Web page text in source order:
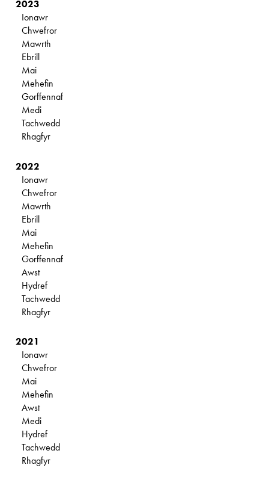
2023
Ionawr
Chwefror
Mawrth
Ebrill
Mai
Mehefin
Gorffennaf
Medi
Tachwedd
Rhagfyr
2022
Ionawr
Chwefror
Mawrth
Ebrill
Mai
Mehefin
Gorffennaf
Awst
Hydref
Tachwedd
Rhagfyr
2021
Ionawr
Chwefror
Mai
Mehefin
Awst
Medi
Hydref
Tachwedd
Rhagfyr